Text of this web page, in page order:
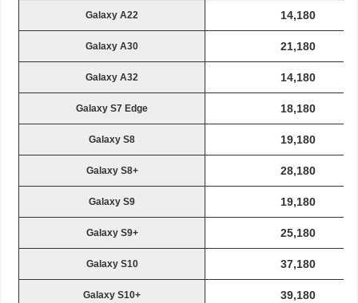
Galaxy A22 14,180
Galaxy A30 21,180
Galaxy A32 14,180
Galaxy S7 Edge 18,180
Galaxy S8 19,180
Galaxy S8+ 28,180
Galaxy S9 19,180
Galaxy S9+ 25,180
Galaxy S10 37,180
Galaxy S10+ 39,180